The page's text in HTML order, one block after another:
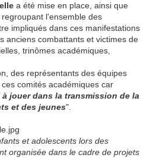
a été mise en place, ainsi que
regroupant l'ensemble des
impliqués dans ces manifestations
anciens combattants et victimes de
trinômes académiques,
des représentants des équipes
comités académiques car
jouer dans la transmission de la
et des jeunes".
et adolescents lors des
organisée dans le cadre de projets